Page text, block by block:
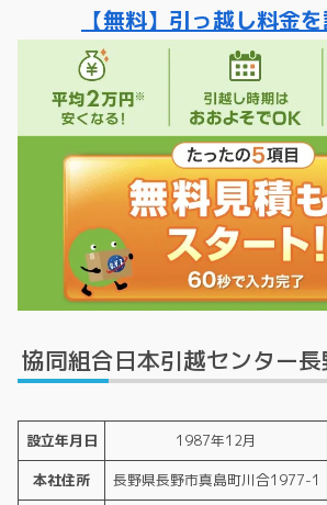
【無料】引っ越し料金
協同組合日本引越センター
設立年月日
1987年12月
本社住所
長野県長野市真島町川合1977-1